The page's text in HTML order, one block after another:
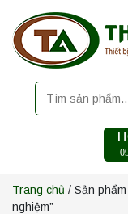
Trang chủ / Sản
nghiệm”